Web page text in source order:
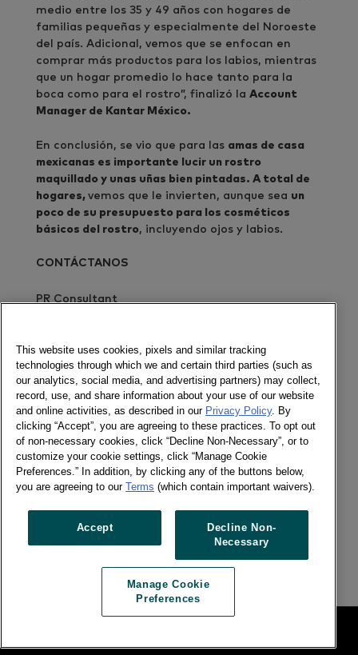
medio entre los 35 y 49 años con hogares de
familias pequeñas y especialmente del Noroeste
del país. Adicional, vemos que se enfocan en
comprar más productos para los labios, mientras
que un hogar promedio lo hace tanto para la
boca como para el rostro”, finalizó la Account
Manager de Kantar México.
En conclusión, se vio que para las amas de casa
mexicanas es importante lucir un rostro
maquillado y unas uñas bien pintadas. A total de
hogares, vemos que le invierten, aunque sea un
poco de su presupuesto para los cosméticos
básicos del rostro, incluyendo ojos y labios.
CONTÁCTANOS
PR Consultant
Newsletter
Socializa
Newsletter
Twitter
Previous article
This website uses cookies, pixels and similar tracking
technologies through which we and certain third parties (such as
our analytics, social media, and advertising partners) may collect,
record, use, and share information about your use of our website
and online activities, as described in our Privacy Policy. By
clicking “Accept”, you are agreeing to these practices. To opt out
of non-necessary cookies, click “Decline Non-Necessary”, or to
customize your cookie settings, click “Manage Cookie
Preferences.” In addition, by clicking any of the buttons below,
you are agreeing to our Terms (which contain important waivers).
Accept
Decline Non-
Necessary
Manage Cookie
Preferences